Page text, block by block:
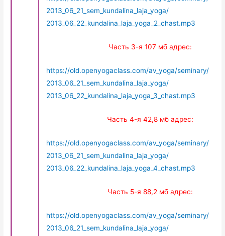
2013_06_21_sem_kundalina_laja_yoga/
2013_06_22_kundalina_laja_yoga_2_chast.mp3
Часть 3-я 107 мб адрес:
https://old.openyogaclass.com/av_yoga/seminary/
2013_06_21_sem_kundalina_laja_yoga/
2013_06_22_kundalina_laja_yoga_3_chast.mp3
Часть 4-я 42,8 мб адрес:
https://old.openyogaclass.com/av_yoga/seminary/
2013_06_21_sem_kundalina_laja_yoga/
2013_06_22_kundalina_laja_yoga_4_chast.mp3
Часть 5-я 88,2 мб адрес:
https://old.openyogaclass.com/av_yoga/seminary/
2013_06_21_sem_kundalina_laja_yoga/